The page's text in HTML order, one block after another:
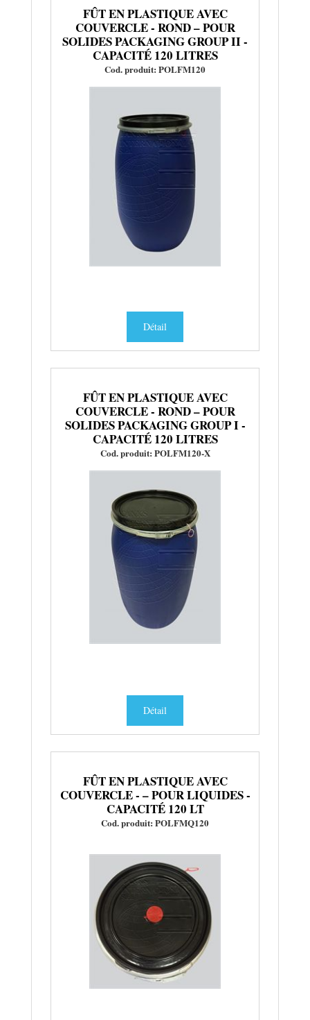
FÛT EN PLASTIQUE AVEC
COUVERCLE - ROND – POUR
SOLIDES PACKAGING GROUP II -
CAPACITÉ 120 LITRES
Cod. produit: POLFM120
Détail
FÛT EN PLASTIQUE AVEC
COUVERCLE - ROND – POUR
SOLIDES PACKAGING GROUP I -
CAPACITÉ 120 LITRES
Cod. produit: POLFM120-X
Détail
FÛT EN PLASTIQUE AVEC
COUVERCLE - – POUR LIQUIDES -
CAPACITÉ 120 LT
Cod. produit: POLFMQ120